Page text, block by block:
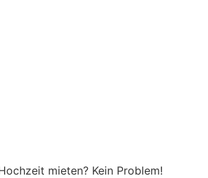
mieten? Kein Problem!